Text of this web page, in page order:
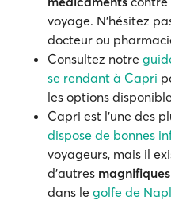
voyage. N'hésitez
docteur ou
Consultez notre
se rendant à Capri
les options
Capri est l'une des
dispose de bonnes
voyageurs, mais il
d'autres
dans le golfe de